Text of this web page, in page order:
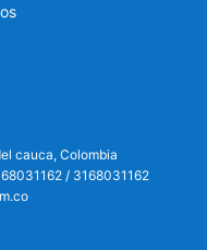
cauca, Colombia
/ 3168031162